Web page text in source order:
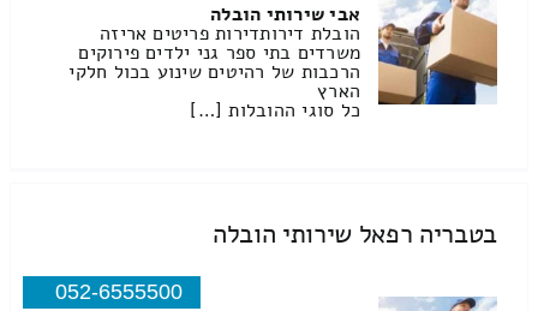
אבי שירותי הובלה
הובלת דירותדירות פריטים אריזה
משרדים בתי ספר גני ילדים פירוקים
הרכבות של רהיטים שינוע בכול חלקי
הארץ
כל סוגי ההובלות […]
בטבריה רפאל שירותי הובלה
052-6555500